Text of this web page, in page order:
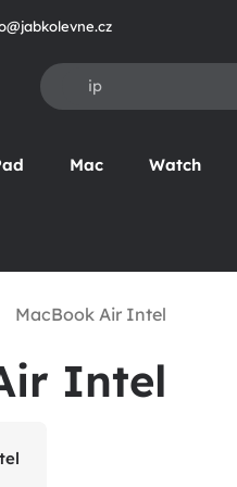
Mac Watch
MacBook Air Intel
Intel